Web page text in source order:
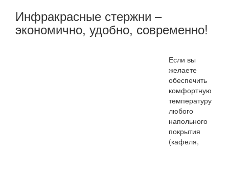
Инфракрасные стержни –
экономично, удобно, современно!
Если вы
желаете
обеспечить
комфортную
температуру
любого
напольного
покрытия
(кафеля,